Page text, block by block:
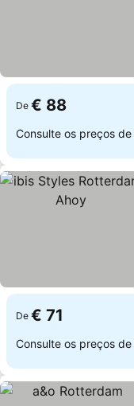
De € 88
Consulte os preços de
De € 71
Consulte os preços de